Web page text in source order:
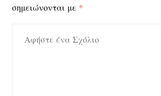
σημειώνονται με *